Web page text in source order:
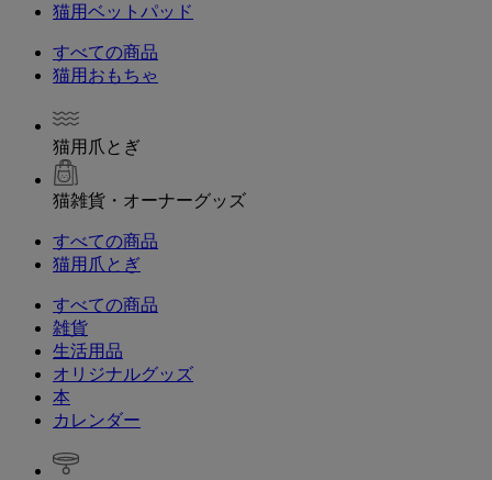
猫用ベットパッド
すべての商品
猫用おもちゃ
猫用爪とぎ
猫雑貨・オーナーグッズ
すべての商品
猫用爪とぎ
すべての商品
雑貨
生活用品
オリジナルグッズ
本
カレンダー